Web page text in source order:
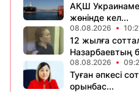
АҚШ
жөнінде кел...
08.08.2026
12 жылға
Назарбаевтың
08.08.2026
Туған әпкесі
орынбас...